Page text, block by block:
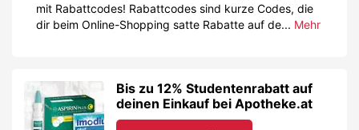
mit Rabattcodes! Rabattcodes sind kurze Codes, die
dir beim Online-Shopping satte Rabatte auf de... Mehr
Bis zu 12% Studentenrabatt auf
deinen Einkauf bei Apotheke.at